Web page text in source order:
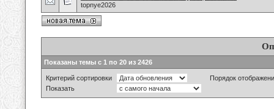
topnye2026
Показаны темы с 1 по 20 из 2426
Критерий сортировки
Порядок
Показать